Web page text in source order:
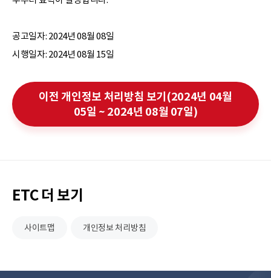
공고일자: 2024년 08월 08일
시행일자: 2024년 08월 15일
이전 개인정보 처리방침 보기(2024년 04월
05일 ~ 2024년 08월 07일)
ETC 더 보기
사이트맵 개인정보 처리방침